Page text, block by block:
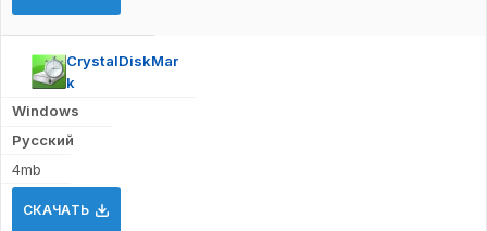
CrystalDiskMar
k
Windows
Русский
4mb
СКАЧАТЬ